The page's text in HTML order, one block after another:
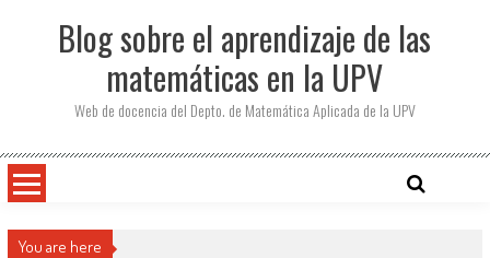
contenidoBlog sobre el aprendizaje de las
matemáticas en la UPV
Web de docencia del Depto. de Matemática Aplicada de la UPV
You are here